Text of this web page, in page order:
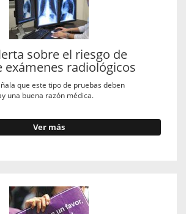
sobre el riesgo de
exámenes radiológicos
que este tipo de pruebas deben
una buena razón médica.
Ver más